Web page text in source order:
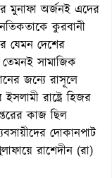
মুনাফা অর্জনই এদের
কুরবানী
যেমন দেশের
সামাজিক
জন্যে রাসূলে
রাষ্ট্রে হিজর
কাজ ছিল
দোকানপাট
রাশেদীন (রা)